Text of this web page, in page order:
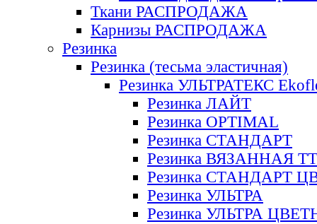
Ткани РАСПРОДАЖА
Карнизы РАСПРОДАЖА
Резинка
Резинка (тесьма эластичная)
Резинка УЛЬТРАТЕКС
Резинка ЛАЙТ
Резинка OPTIMAL
Резинка СТАНДАРТ
Резинка ВЯЗАННАЯ ТТ
Резинка СТАНДАРТ
Резинка УЛЬТРА
Резинка УЛЬТРА